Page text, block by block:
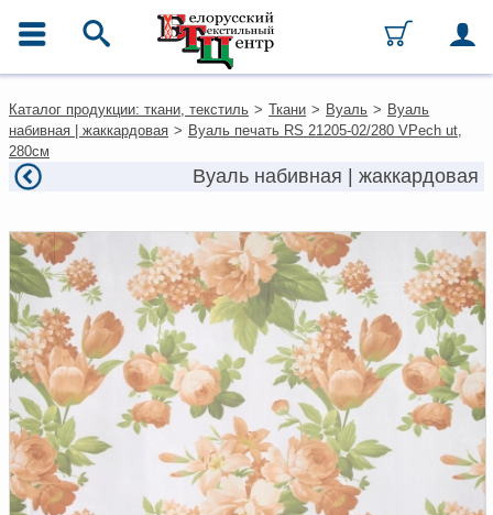
Каталог
Ткани
Домашний текстиль
Одежда
Текстиль для ресторанов и
гостиниц
Текстильная галантерея и
фурнитура
Условия работы
Оплата и доставка
Как оформить заказ
Вакансии
Как нас найти
Написать нам
Доверенность на
Каталог продукции: ткани, текстиль > Ткани > Вуаль > Вуаль
набивная | жаккардовая > Вуаль печать RS 21205-02/280 VPech ut,
280см
Вуаль набивная | жаккардовая